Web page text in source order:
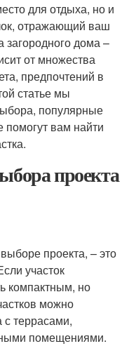
для отдыха, но и
отражающий ваш
загородного дома –
от множества
предпочтений в
статье мы
популярные
помогут вам найти
проекта
проекта, – это
участок
компактным, но
можно
террасами,
помещениями.